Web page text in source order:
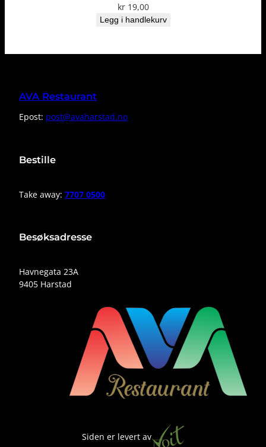
kr19,00
Legg i handlekurv
AVA Restaurant
Epost: post@avaharstad.no
Bestille
Take away: 7707 0500
Besøksadresse
Havnegata 23A
9405 Harstad
Siden er levert av